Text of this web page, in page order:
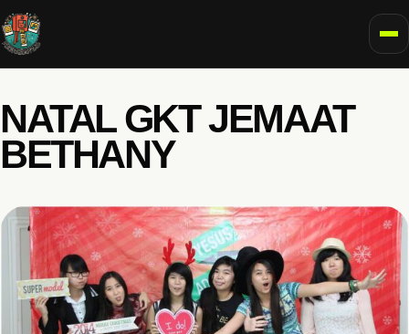
NATAL GKT JEMAAT
BETHANY